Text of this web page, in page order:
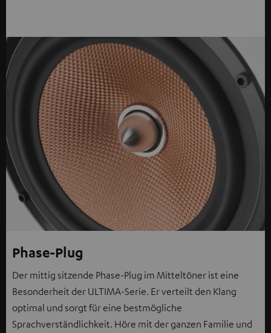
Phase-Plug
Der mittig sitzende Phase-Plug im Mitteltöner ist eine
Besonderheit der ULTIMA-Serie. Er verteilt den Klang
optimal und sorgt für eine bestmögliche
Sprachverständlichkeit. Höre mit der ganzen Familie und